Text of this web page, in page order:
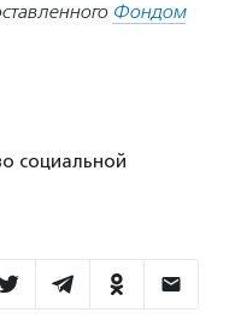
Фондом
социальной